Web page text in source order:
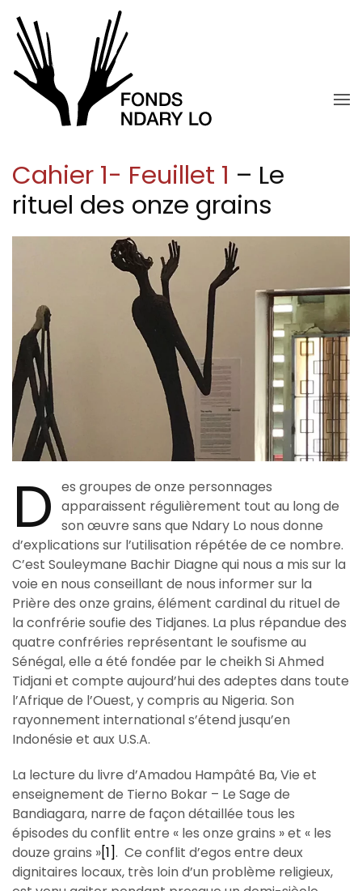
Skip to main content
Cahier 1- Feuillet 1 – Le
rituel des onze grains
D es groupes de onze personnages
apparaissent régulièrement tout au long de
son œuvre sans que Ndary Lo nous donne
d’explications sur l’utilisation répétée de ce nombre.
C’est Souleymane Bachir Diagne qui nous a mis sur la
voie en nous conseillant de nous informer sur la
Prière des onze grains, élément cardinal du rituel de
la confrérie soufie des Tidjanes. La plus répandue des
quatre confréries représentant le soufisme au
Sénégal, elle a été fondée par le cheikh Si Ahmed
Tidjani et compte aujourd’hui des adeptes dans toute
l’Afrique de l’Ouest, y compris au Nigeria. Son
rayonnement international s’étend jusqu’en
Indonésie et aux U.S.A.
La lecture du livre d’Amadou Hampâté Ba, Vie et
enseignement de Tierno Bokar – Le Sage de
Bandiagara, narre de façon détaillée tous les
épisodes du conflit entre « les onze grains » et « les
douze grains »[1]. Ce conflit d’egos entre deux
dignitaires locaux, très loin d’un problème religieux,